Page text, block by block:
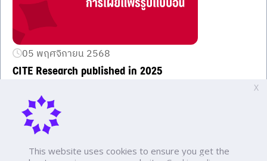
This website uses cookies to ensure you get the
X
05 พฤศจิกายน 2568
CITE Research published in 2025